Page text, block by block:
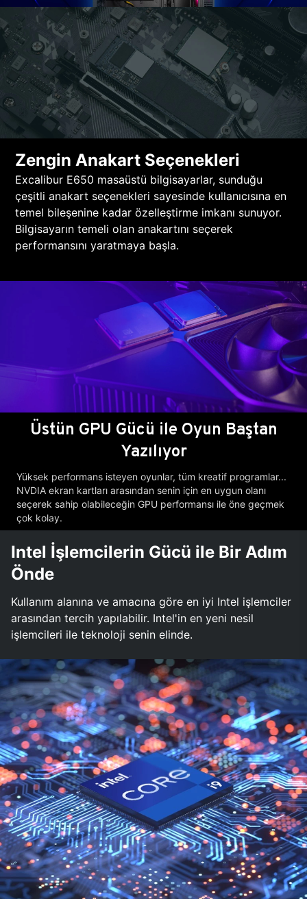
Zengin Anakart Seçenekleri
Excalibur E650 masaüstü bilgisayarlar, sunduğu
çeşitli anakart seçenekleri sayesinde kullanıcısına en
temel bileşenine kadar özelleştirme imkanı sunuyor.
Bilgisayarın temeli olan anakartını seçerek
performansını yaratmaya başla.
Üstün GPU Gücü ile Oyun Baştan
Yazılıyor
Yüksek performans isteyen oyunlar, tüm kreatif programlar...
NVDIA ekran kartları arasından senin için en uygun olanı
seçerek sahip olabileceğin GPU performansı ile öne geçmek
çok kolay.
Intel İşlemcilerin Gücü ile Bir Adım
Önde
Kullanım alanına ve amacına göre en iyi Intel işlemciler
arasından tercih yapılabilir. Intel'in en yeni nesil
işlemcileri ile teknoloji senin elinde.